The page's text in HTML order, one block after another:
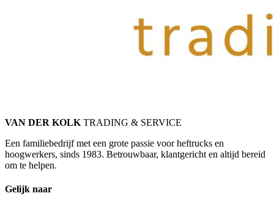
VAN DER KOLK TRADING & SERVICE
Een familiebedrijf met een grote passie voor heftrucks en
hoogwerkers, sinds 1983. Betrouwbaar, klantgericht en altijd bereid
om te helpen.
Gelijk naar